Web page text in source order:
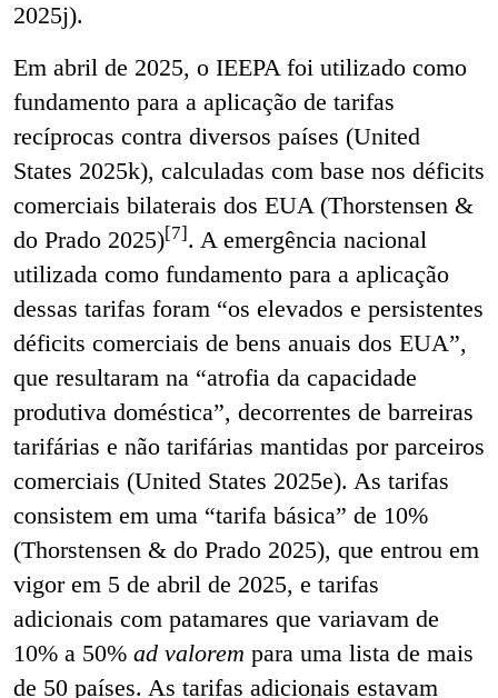
2025j).
Em abril de 2025, o IEEPA foi utilizado como
fundamento para a aplicação de tarifas
recíprocas contra diversos países (United
States 2025k), calculadas com base nos déficits
comerciais bilaterais dos EUA (Thorstensen &
do Prado 2025)[7]. A emergência nacional
utilizada como fundamento para a aplicação
dessas tarifas foram “os elevados e persistentes
déficits comerciais de bens anuais dos EUA”,
que resultaram na “atrofia da capacidade
produtiva doméstica”, decorrentes de barreiras
tarifárias e não tarifárias mantidas por parceiros
comerciais (United States 2025e). As tarifas
consistem em uma “tarifa básica” de 10%
(Thorstensen & do Prado 2025), que entrou em
vigor em 5 de abril de 2025, e tarifas
adicionais com patamares que variavam de
10% a 50% ad valorem para uma lista de mais
de 50 países. As tarifas adicionais estavam